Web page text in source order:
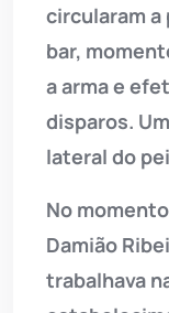
circularam a
bar,
a arma e
disparos.
lateral do
No
Damião
trabalhava